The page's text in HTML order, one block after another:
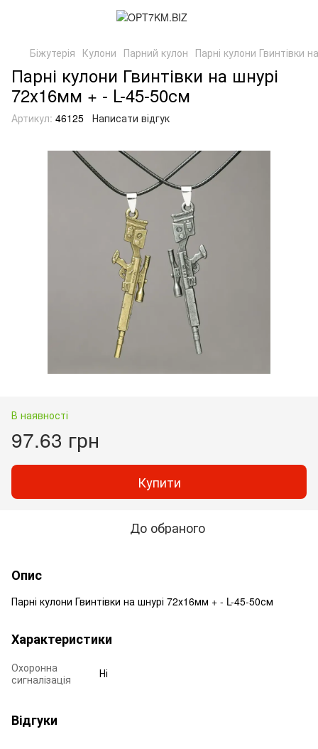
Біжутерія Кулони Парний кулон Парні кулони Гвинтівки
Парні кулони Гвинтівки на шнурі
72х16мм + - L-45-50см
Артикул: 46125 Написати відгук
В наявності
97.63 грн
Купити
До обраного
Опис
Парні кулони Гвинтівки на шнурі 72х16мм + - L-45-50см
Характеристики
Охоронна
сигналізація
Ні
Відгуки